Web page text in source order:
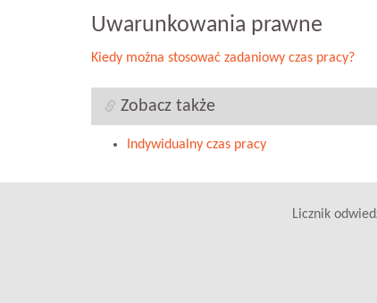
Uwarunkowania prawne
Kiedy można stosować zadaniowy czas pracy?
Zobacz także
Indywidualny czas pracy
Licznik